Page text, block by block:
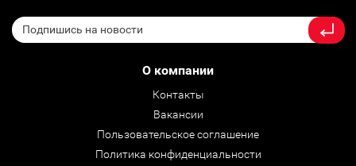
О компании
Контакты
Вакансии
Пользовательское соглашение
Политика конфиденциальности